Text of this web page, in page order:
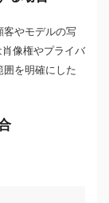
客やモデルの写
像権やプライバ
囲を明確にした